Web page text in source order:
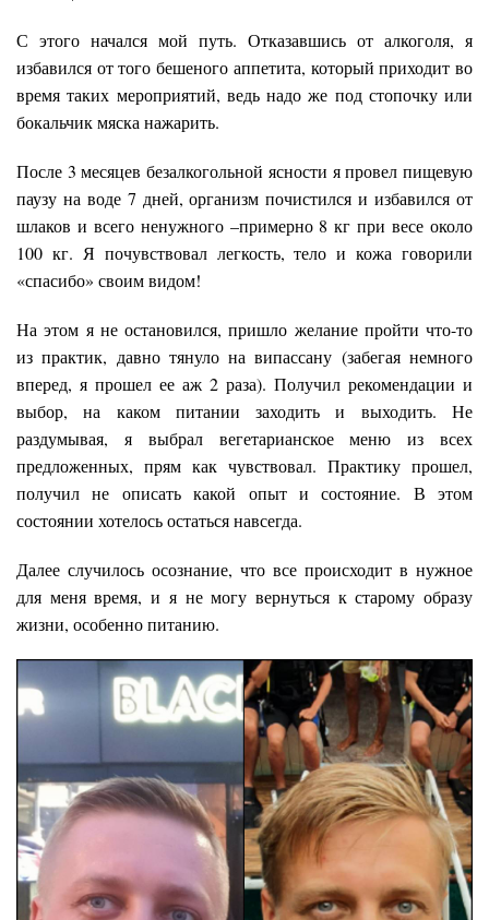
С этого начался мой путь. Отказавшись от алкоголя, я
избавился от того бешеного аппетита, который приходит во
время таких мероприятий, ведь надо же под стопочку или
бокальчик мяска нажарить.
После 3 месяцев безалкогольной ясности я провел пищевую
паузу на воде 7 дней, организм почистился и избавился от
шлаков и всего ненужного –примерно 8 кг при весе около
100 кг. Я почувствовал легкость, тело и кожа говорили
«спасибо» своим видом!
На этом я не остановился, пришло желание пройти что-то
из практик, давно тянуло на випассану (забегая немного
вперед, я прошел ее аж 2 раза). Получил рекомендации и
выбор, на каком питании заходить и выходить. Не
раздумывая, я выбрал вегетарианское меню из всех
предложенных, прям как чувствовал. Практику прошел,
получил не описать какой опыт и состояние. В этом
состоянии хотелось остаться навсегда.
Далее случилось осознание, что все происходит в нужное
для меня время, и я не могу вернуться к старому образу
жизни, особенно питанию.